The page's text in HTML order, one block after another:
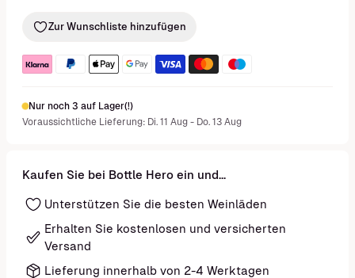
Zur Wunschliste hinzufügen
Nur noch 3 auf Lager(!)
Voraussichtliche Lieferung: Di. 11 Aug - Do. 13 Aug
Kaufen Sie bei Bottle Hero ein und...
Unterstützen Sie die besten Weinläden
Erhalten Sie kostenlosen und versicherten
Versand
Lieferung innerhalb von 2-4 Werktagen